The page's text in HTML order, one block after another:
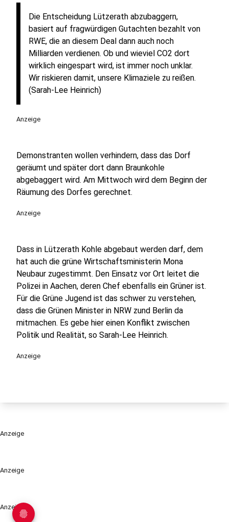
Anzeige
Anzeige
Die Entscheidung Lützerath abzubaggern,
basiert auf fragwürdigen Gutachten bezahlt von
RWE, die an diesem Deal dann auch noch
Milliarden verdienen. Ob und wieviel CO2 dort
wirklich eingespart wird, ist immer noch unklar.
Wir riskieren damit, unsere Klimaziele zu reißen.
(Sarah-Lee Heinrich)
Anzeige
Demonstranten wollen verhindern, dass das Dorf
geräumt und später dort dann Braunkohle
abgebaggert wird. Am Mittwoch wird dem Beginn der
Räumung des Dorfes gerechnet.
Anzeige
Dass in Lützerath Kohle abgebaut werden darf, dem
hat auch die grüne Wirtschaftsministerin Mona
Neubaur zugestimmt. Den Einsatz vor Ort leitet die
Polizei in Aachen, deren Chef ebenfalls ein Grüner ist.
Für die Grüne Jugend ist das schwer zu verstehen,
dass die Grünen Minister in NRW zund Berlin da
mitmachen. Es gebe hier einen Konflikt zwischen
Politik und Realität, so Sarah-Lee Heinrich.
Anzeige
Anzeige